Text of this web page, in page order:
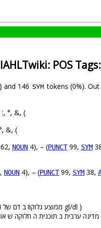
POS Tags:
and 146 SYM tokens (0%).
°, &, (
&, (
62, NOUN 4), – (PUNCT99, SYM
NOUN 4), – (PUNCT99, SYM 38,
( ממוצע גלוקוז ב דם של 154 gl/dl )